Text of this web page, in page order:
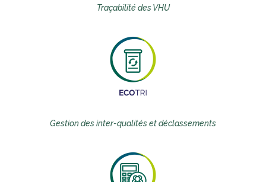
Traçabilité des VHU
Gestion des inter-qualités et déclassements